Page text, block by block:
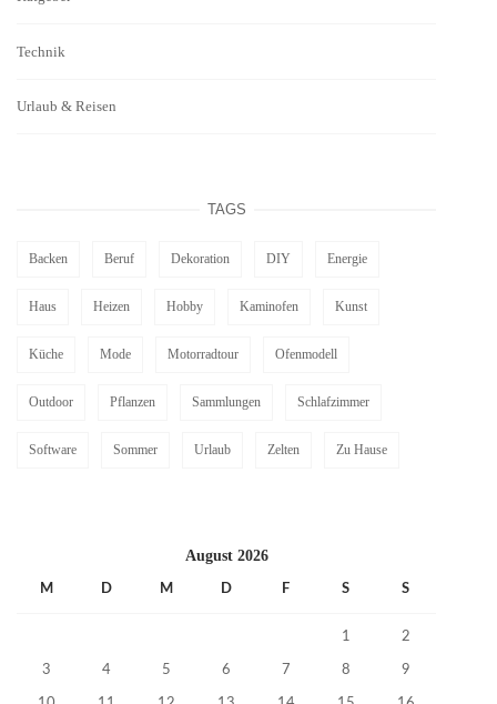
Technik
Urlaub & Reisen
TAGS
Backen Beruf Dekoration DIY Energie
Haus Heizen Hobby Kaminofen Kunst
Küche Mode Motorradtour Ofenmodell
Outdoor Pflanzen Sammlungen Schlafzimmer
Software Sommer Urlaub Zelten Zu Hause
August 2026
M D M D F S S
1 2
3 4 5 6 7 8 9